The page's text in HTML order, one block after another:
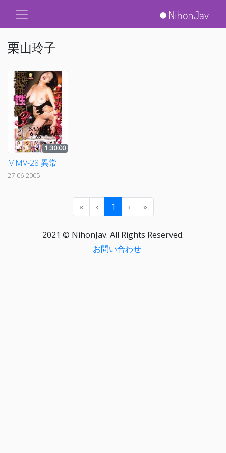
栗山玲子
1:30:00
MMV-28 異常性欲 3 三十路女は底なし
27-06-2005
« ‹ 1 › »
2021 © NihonJav. All Rights Reserved.
お問い合わせ